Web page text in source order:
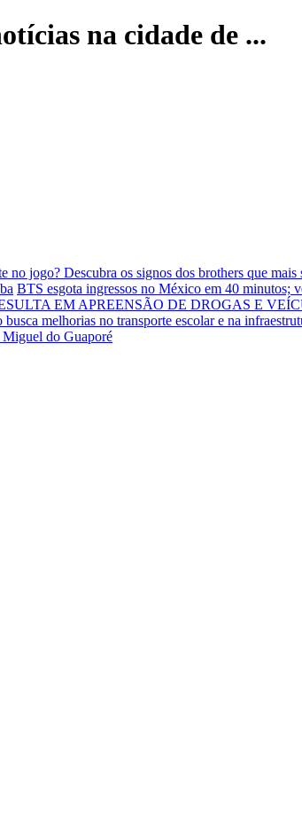
na cidade de ...
no jogo? Descubra os signos dos brothers que
BTS esgota ingressos no México em 40 minutos;
EM APREENSÃO DE DROGAS E
melhorias no transporte escolar e na
Miguel do Guaporé